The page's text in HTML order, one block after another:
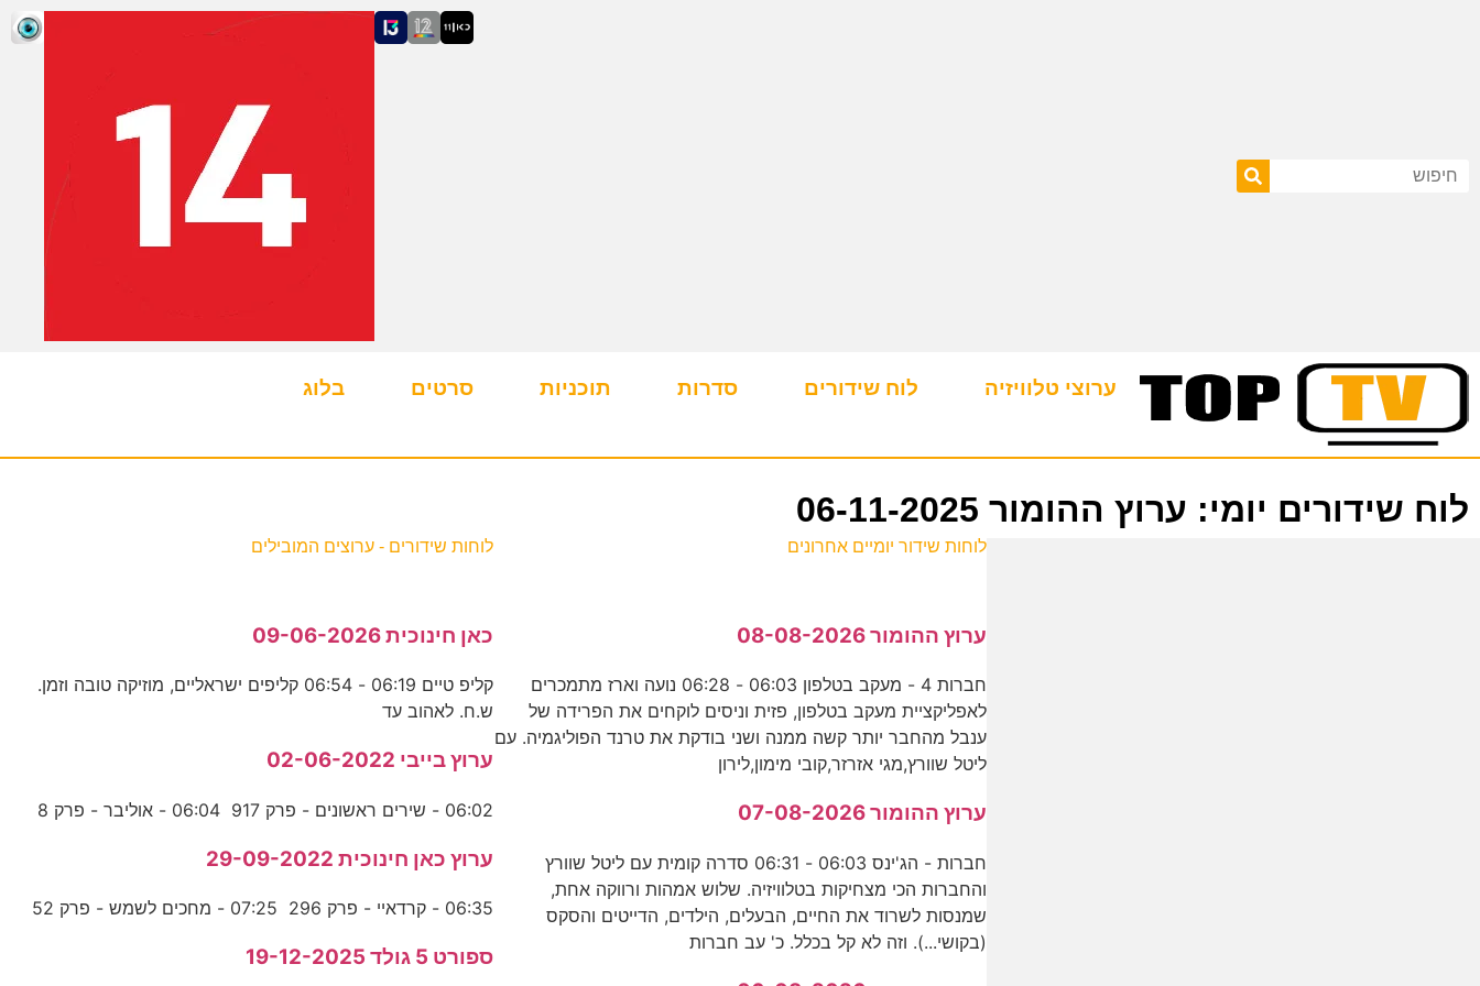
ערוצי טלוויזיה לוח שידורים סדרות תוכניות סרטים בלוג
לוח שידורים יומי: ערוץ ההומור 06-11-2025
לוחות שידור יומיים אחרונים
ערוץ ההומור 08-08-2026
חברות 4 - מעקב בטלפון 06:03 - 06:28 נועה וארז מתמכרים
לאפליקציית מעקב בטלפון, פזית וניסים לוקחים את הפרידה של
ענבל מהחבר יותר קשה ממנה ושני בודקת את טרנד הפוליגמיה. עם
ליטל שוורץ,מגי אזרזר,קובי מימון,לירון
ערוץ ההומור 07-08-2026
חברות - הג'ינס 06:03 - 06:31 סדרה קומית עם ליטל שוורץ
והחברות הכי מצחיקות בטלוויזיה. שלוש אמהות ורווקה אחת,
שמנסות לשרוד את החיים, הבעלים, הילדים, הדייטים והסקס
(בקושי...). וזה לא קל בכלל. כ' עב חברות
לוחות שידורים - ערוצים המובילים
כאן חינוכית 09-06-2026
קליפ טיים 06:19 - 06:54 קליפים ישראליים, מוזיקה טובה וזמן.
ש.ח. לאהוב עד
ערוץ בייבי 02-06-2022
06:02 - שירים ראשונים - פרק 917 06:04 - אוליבר - פרק 8
ערוץ כאן חינוכית 29-09-2022
06:35 - קרדאיי - פרק 296 07:25 - מחכים לשמש - פרק 52
ספורט 5 גולד 19-12-2025